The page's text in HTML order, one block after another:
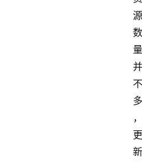
源
数
量
并
不
多
，
更
新